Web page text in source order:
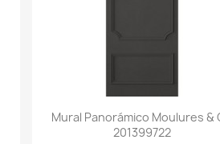
Vista rápida
Mural Panorámico Moulures &
201399722